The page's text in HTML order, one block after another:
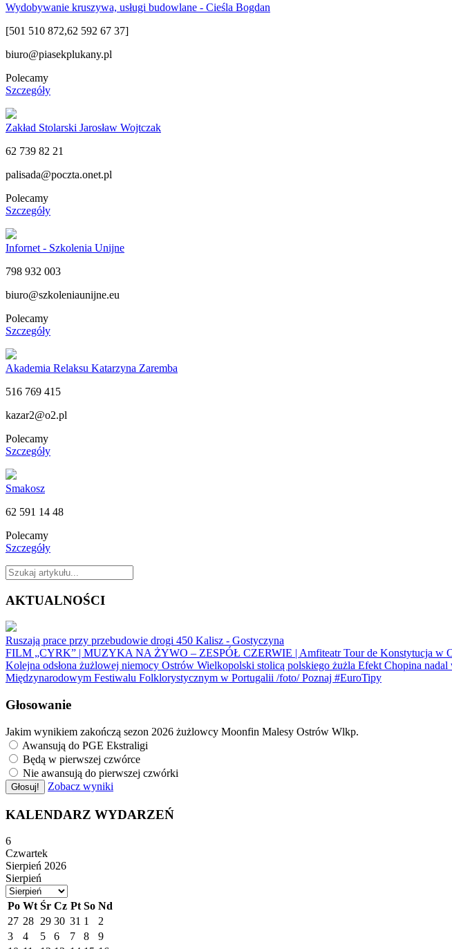
Wydobywanie kruszywa, usługi budowlane - Cieśla Bogdan
[501 510 872,62 592 67 37]
biuro@piasekplukany.pl
Polecamy
Szczegóły
Zakład Stolarski Jarosław Wojtczak
62 739 82 21
palisada@poczta.onet.pl
Polecamy
Szczegóły
Infornet - Szkolenia Unijne
798 932 003
biuro@szkoleniaunijne.eu
Polecamy
Szczegóły
Akademia Relaksu Katarzyna Zaremba
516 769 415
kazar2@o2.pl
Polecamy
Szczegóły
Smakosz
62 591 14 48
Polecamy
Szczegóły
AKTUALNOŚCI
Ruszają prace przy przebudowie drogi 450 Kalisz - Gostyczyna
FILM „CYRK” | MUZYKA NA ŻYWO – ZESPÓŁ CZERWIE | AmfiteatrTour de Konstytucja w
Kolejna odsłona żużlowej niemocy Ostrów Wielkopolski stolicą polskiego żużla Efekt Chopina
Międzynarodowym Festiwalu Folklorystycznym w Portugalii /foto/Poznaj #EuroTipy
Głosowanie
Jakim wynikiem zakończą sezon 2026 żużlowcy Moonfin Malesy Ostrów Wlkp.
Awansują do PGE Ekstraligi
Będą w pierwszej czwórce
Nie awansują do pierwszej czwórki
Głosuj! Zobacz wyniki
KALENDARZ WYDARZEŃ
6
Czwartek
Sierpień 2026
Sierpień
Po Wt Śr Cz Pt So Nd
27 28 29 30 31 1
2
3
4 5 6 7 8
9